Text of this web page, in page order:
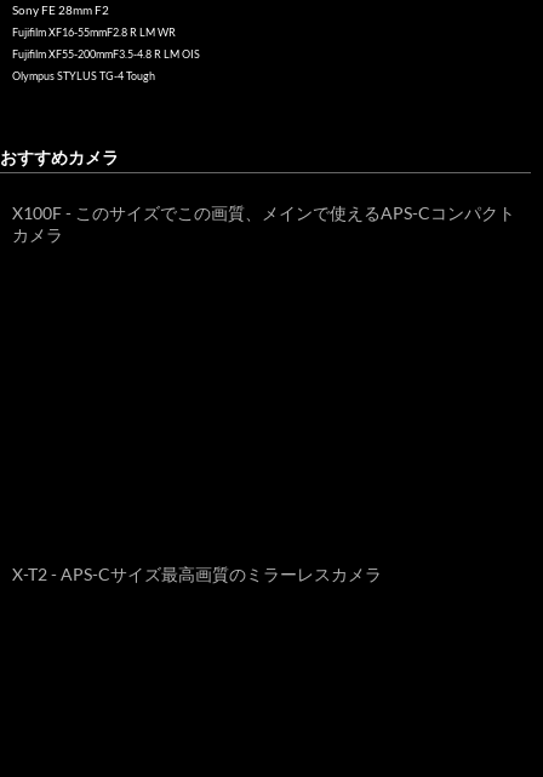
Sony FE 28mm F2
Fujifilm XF16-55mmF2.8 R LM WR
Fujifilm XF55-200mmF3.5-4.8 R LM OIS
Olympus STYLUS TG-4 Tough
おすすめカメラ
X100F - このサイズでこの画質、メインで使えるAPS-Cコンパクト
カメラ
X-T2 - APS-Cサイズ最高画質のミラーレスカメラ